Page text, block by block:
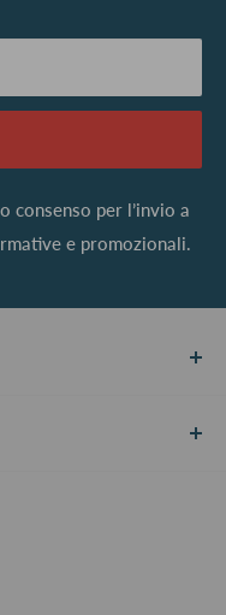
consenso per l’invio a
e promozionali.